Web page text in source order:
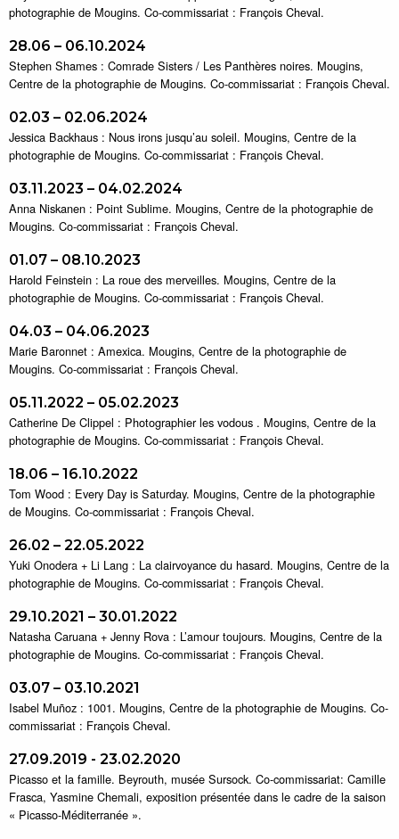
photographie de Mougins. Co-commissariat : François Cheval.
28.06 – 06.10.2024
Stephen Shames : Comrade Sisters / Les Panthères noires. Mougins,
Centre de la photographie de Mougins. Co-commissariat : François Cheval.
02.03 – 02.06.2024
Jessica Backhaus : Nous irons jusqu’au soleil. Mougins, Centre de la
photographie de Mougins. Co-commissariat : François Cheval.
03.11.2023 – 04.02.2024
Anna Niskanen : Point Sublime. Mougins, Centre de la photographie de
Mougins. Co-commissariat : François Cheval.
01.07 – 08.10.2023
Harold Feinstein : La roue des merveilles. Mougins, Centre de la
photographie de Mougins. Co-commissariat : François Cheval.
04.03 – 04.06.2023
Marie Baronnet : Amexica. Mougins, Centre de la photographie de
Mougins. Co-commissariat : François Cheval.
05.11.2022 – 05.02.2023
Catherine De Clippel : Photographier les vodous . Mougins, Centre de la
photographie de Mougins. Co-commissariat : François Cheval.
18.06 – 16.10.2022
Tom Wood : Every Day is Saturday. Mougins, Centre de la photographie
de Mougins. Co-commissariat : François Cheval.
26.02 – 22.05.2022
Yuki Onodera + Li Lang : La clairvoyance du hasard. Mougins, Centre de la
photographie de Mougins. Co-commissariat : François Cheval.
29.10.2021 – 30.01.2022
Natasha Caruana + Jenny Rova : L’amour toujours. Mougins, Centre de la
photographie de Mougins. Co-commissariat : François Cheval.
03.07 – 03.10.2021
Isabel Muñoz : 1001. Mougins, Centre de la photographie de Mougins. Co-
commissariat : François Cheval.
27.09.2019 - 23.02.2020
Picasso et la famille. Beyrouth, musée Sursock. Co-commissariat: Camille
Frasca, Yasmine Chemali, exposition présentée dans le cadre de la saison
« Picasso-Méditerranée ».